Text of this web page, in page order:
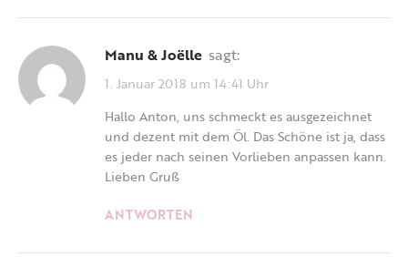
Manu & Joëlle sagt:
1. Januar 2018 um 14:41 Uhr
Hallo Anton, uns schmeckt es ausgezeichnet
und dezent mit dem Öl. Das Schöne ist ja, dass
es jeder nach seinen Vorlieben anpassen kann.
Lieben Gruß
ANTWORTEN